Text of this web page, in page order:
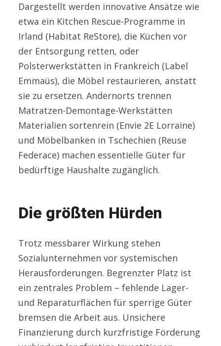
Dargestellt werden innovative Ansätze wie
etwa ein Kitchen Rescue-Programme in
Irland (Habitat ReStore), die Küchen vor
der Entsorgung retten, oder
Polsterwerkstätten in Frankreich (Label
Emmaüs), die Möbel restaurieren, anstatt
sie zu ersetzen. Andernorts trennen
Matratzen-Demontage-Werkstätten
Materialien sortenrein (Envie 2E Lorraine)
und Möbelbanken in Tschechien (Reuse
Federace) machen essentielle Güter für
bedürftige Haushalte zugänglich.
Die größten Hürden
Trotz messbarer Wirkung stehen
Sozialunternehmen vor systemischen
Herausforderungen. Begrenzter Platz ist
ein zentrales Problem – fehlende Lager-
und Reparaturflächen für sperrige Güter
bremsen die Arbeit aus. Unsichere
Finanzierung durch kurzfristige Förderung